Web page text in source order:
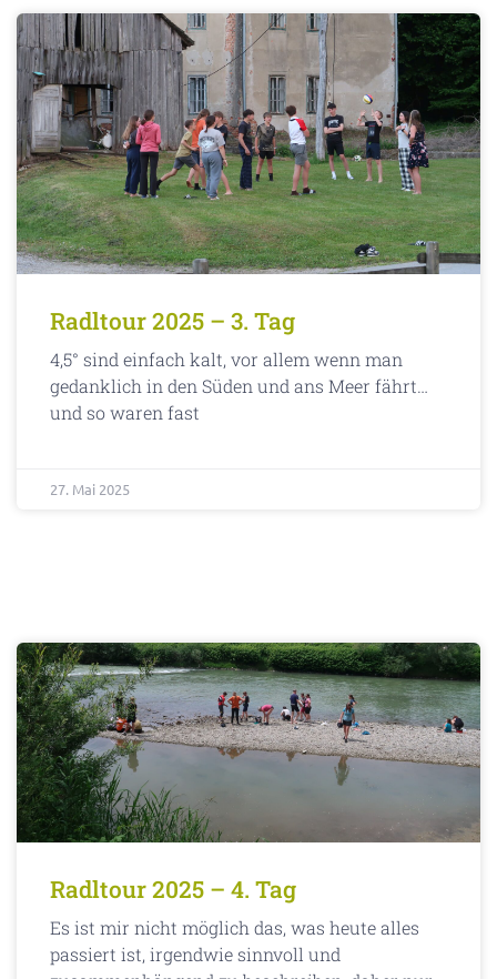
Radltour 2025 – 3. Tag
4,5° sind einfach kalt, vor allem wenn man
gedanklich in den Süden und ans Meer fährt…
und so waren fast
27. Mai 2025
Radltour 2025 – 4. Tag
Es ist mir nicht möglich das, was heute alles
passiert ist, irgendwie sinnvoll und